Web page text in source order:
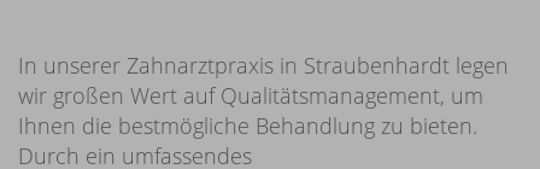
In unserer Zahnarztpraxis in Straubenhardt legen
wir großen Wert auf Qualitätsmanagement, um
Ihnen die bestmögliche Behandlung zu bieten.
Durch ein umfassendes